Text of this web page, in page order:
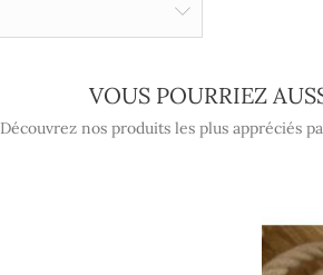
VOUS POURRIEZ
Découvrez nos produits les plus appréciés